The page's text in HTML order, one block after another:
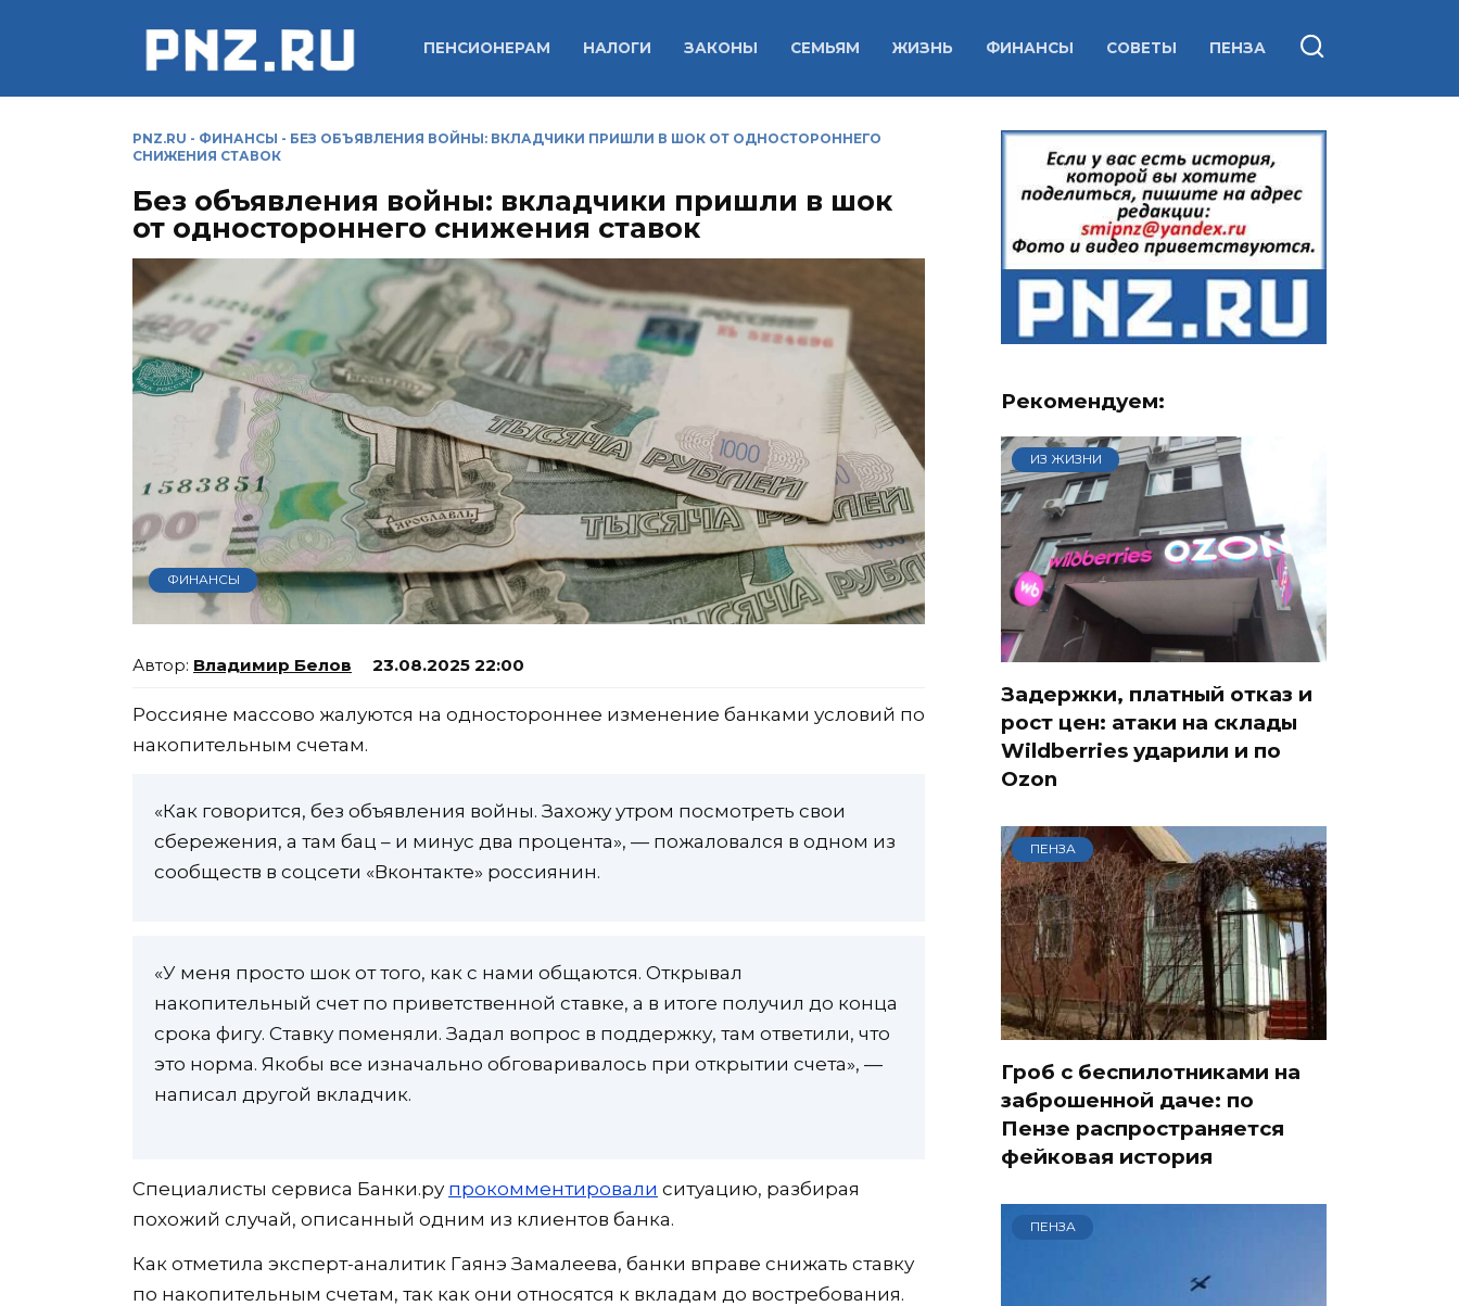
ПЕНСИОНЕРАМ НАЛОГИ ЗАКОНЫ СЕМЬЯМ ЖИЗНЬ ФИНАНСЫ СОВЕТЫ ПЕНЗА
PNZ.RU - ФИНАНСЫ - БЕЗ ОБЪЯВЛЕНИЯ ВОЙНЫ: ВКЛАДЧИКИ ПРИШЛИ В ШОК ОТ ОДНОСТОРОННЕГО
СНИЖЕНИЯ СТАВОК
Без объявления войны: вкладчики пришли в шок
от одностороннего снижения ставок
ФИНАНСЫ
Владимир Белов 23.08.2025 22:00
Россияне массово жалуются на одностороннее изменение банками условий по
накопительным счетам.
«Как говорится, без объявления войны. Захожу утром посмотреть свои
сбережения, а там бац – и минус два процента», — пожаловался в одном из
сообществ в соцсети «Вконтакте» россиянин.
«У меня просто шок от того, как с нами общаются. Открывал
накопительный счет по приветственной ставке, а в итоге получил до конца
срока фигу. Ставку поменяли. Задал вопрос в поддержку, там ответили, что
это норма. Якобы все изначально обговаривалось при открытии счета», —
написал другой вкладчик.
Специалисты сервиса Банки.ру прокомментировали ситуацию, разбирая
похожий случай, описанный одним из клиентов банка.
Как отметила эксперт-аналитик Гаянэ Замалеева, банки вправе снижать ставку
по накопительным счетам, так как они относятся к вкладам до востребования.
Рекомендуем:
ИЗ ЖИЗНИ
Задержки, платный отказ и
рост цен: атаки на склады
Wildberries ударили и по
Ozon
ПЕНЗА
Гроб с беспилотниками на
заброшенной даче: по
Пензе распространяется
фейковая история
ПЕНЗА